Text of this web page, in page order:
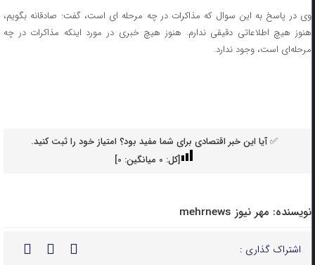
وی در پاسخ به این سوال که مذاکرات در چه مرحله ای است، گفت: صادقانه بگویم،
هنوز هیچ اطلاعاتی دقیقی ندارم. هنوز هیچ خبری در مورد اینکه مذاکرات در چه
مرحله‌ای است، وجود ندارد.
✅ آیا این خبر اقتصادی برای شما مفید بود؟ امتیاز خود را ثبت کنید.
[کل: 0میانگین: 0
]
نویسنده: مهر نیوز mehrnews
اشتراک گذاری :